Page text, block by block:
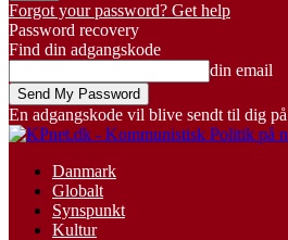
Forgot your password? Get help
Password recovery
Find din adgangskode
din email
En adgangskode vil blive sendt til dig
Danmark
Globalt
Synspunkt
Kultur